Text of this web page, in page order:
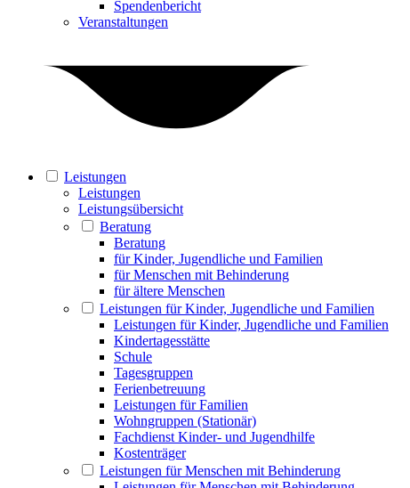
Spendenbericht
Veranstaltungen
Leistungen
Leistungen
Leistungsübersicht
Beratung
Beratung
für Kinder, Jugendliche und Familien
für Menschen mit Behinderung
für ältere Menschen
Leistungen für Kinder, Jugendliche und Familien
Leistungen für Kinder, Jugendliche und Familien
Kindertagesstätte
Schule
Tagesgruppen
Ferienbetreuung
Leistungen für Familien
Wohngruppen (Stationär)
Fachdienst Kinder- und Jugendhilfe
Kostenträger
Leistungen für Menschen mit Behinderung